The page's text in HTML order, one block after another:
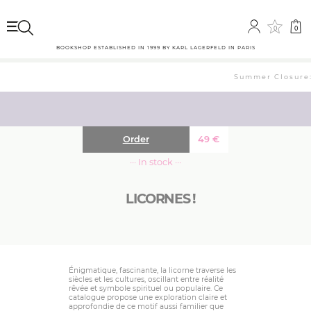
0 0
BOOKSHOP ESTABLISHED IN 1999 BY KARL LAGERFELD IN PARIS
Summer
LICORNES !
49€
Order
··· In stock ···
Énigmatique, fascinante, la licorne traverse les
siècles et les cultures, oscillant entre réalité
rêvée et symbole spirituel ou populaire. Ce
catalogue propose une exploration claire et
approfondie de ce motif aussi familier que